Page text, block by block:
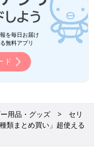
を毎日お届け
無料アプリ
ド
用品・グッズ
セリ
類まとめ買い」超使える